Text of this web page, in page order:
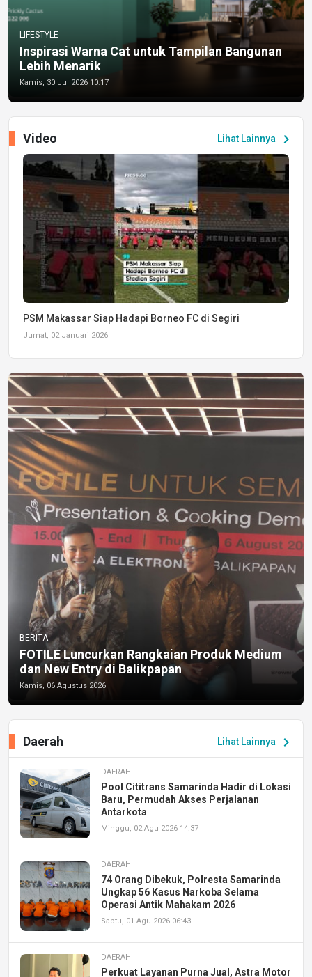
LIFESTYLE
Inspirasi Warna Cat untuk Tampilan Bangunan
Lebih Menarik
Kamis, 30 Jul 2026 10:17
Lihat Lainnya chevron_right
Video
PSM Makassar Siap Hadapi Borneo FC di Segiri
Jumat, 02 Januari 2026
BERITA
FOTILE Luncurkan Rangkaian Produk Medium
dan New Entry di Balikpapan
Kamis, 06 Agustus 2026
Lihat Lainnya chevron_right
Daerah
DAERAH
Pool Cititrans Samarinda Hadir di Lokasi
Baru, Permudah Akses Perjalanan
Antarkota
Minggu, 02 Agu 2026 14:37
DAERAH
74 Orang Dibekuk, Polresta Samarinda
Ungkap 56 Kasus Narkoba Selama
Operasi Antik Mahakam 2026
Sabtu, 01 Agu 2026 06:43
DAERAH
Perkuat Layanan Purna Jual, Astra Motor